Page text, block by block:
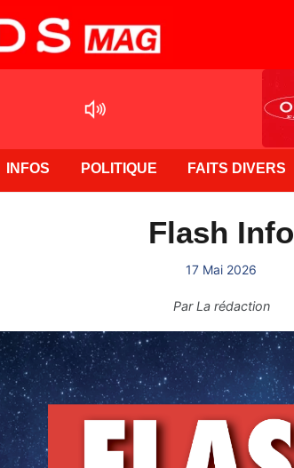
INFOS POLITIQUE FAITS DIVERS
Flash Info
17 Mai 2026
ParLa rédaction